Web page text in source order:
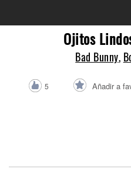
Ojitos
Bad Bunny,
5 Añadir a